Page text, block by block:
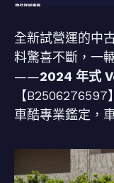
全新試營運的中
料驚喜不斷，一
——2024 年式
【
車酷專業鑑定，